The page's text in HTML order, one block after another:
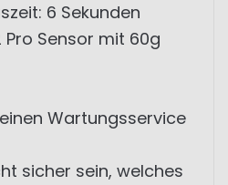
6 Sekunden
Pro Sensor mit 60g
Wartungsservice
sicher sein, welches